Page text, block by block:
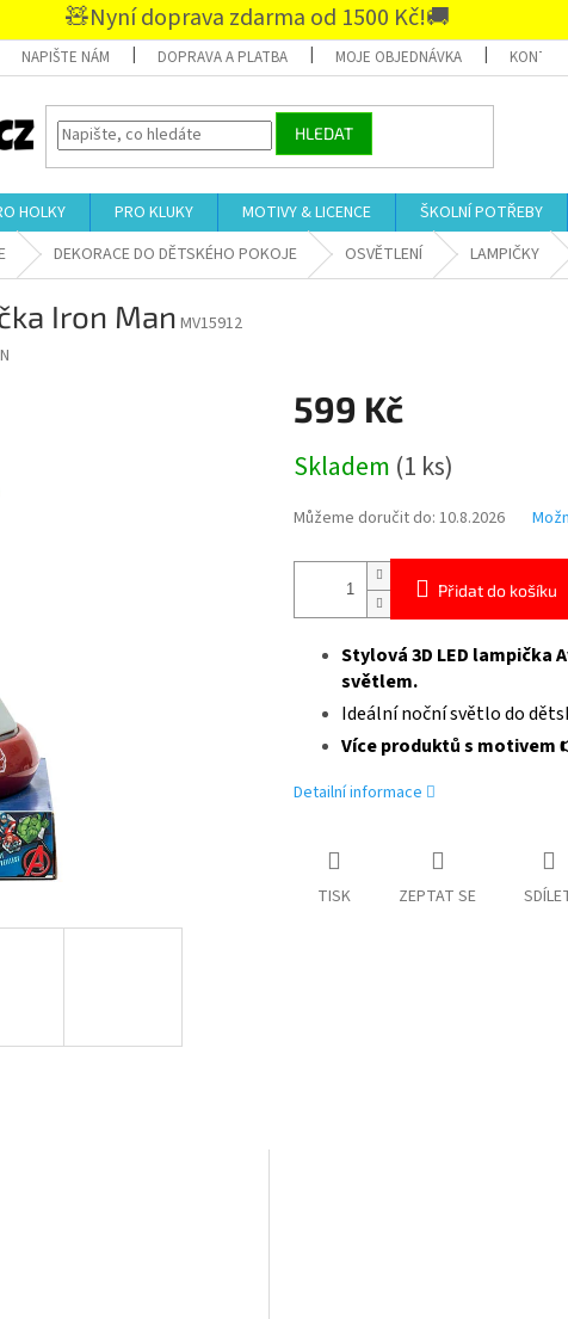
🧸Nyní doprava zdarma od 1500 Kč!🚚
NAPIŠTE NÁM DOPRAVA A PLATBA MOJE OBJEDNÁVKA
HLEDAT
HOLKY PRO KLUKY MOTIVY & LICENCE ŠKOLNÍ POTŘEBY
DEKORACE DO DĚTSKÉHO POKOJE OSVĚTLENÍ LAMPIČKY
Iron Man MV15912
599 Kč
cena:
Skladem (1 ks)
Můžeme doručit do: 10.8.2026
Přidat do košíku
Stylová 3D LED lampička
světlem.
Ideální noční světlo do
Více produktů s motivem
Detailní informace
TISK ZEPTAT SE